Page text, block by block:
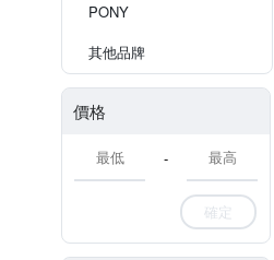
PONY
其他品牌
價格
-
確定